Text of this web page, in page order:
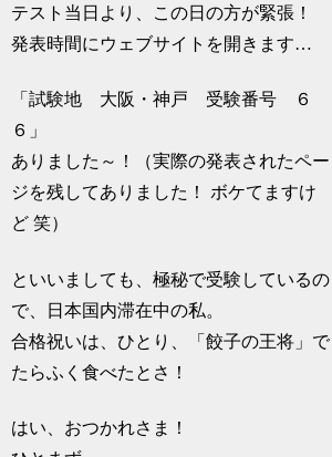
テスト当日より、この日の方が緊張！
発表時間にウェブサイトを開きます…
「試験地 大阪・神戸 受験番号 ６
６」
ありました～！（実際の発表されたペー
ジを残してありました！ ボケてますけ
ど 笑）
といいましても、極秘で受験しているの
で、日本国内滞在中の私。
合格祝いは、ひとり、「餃子の王将」で
たらふく食べたとさ！
はい、おつかれさま！